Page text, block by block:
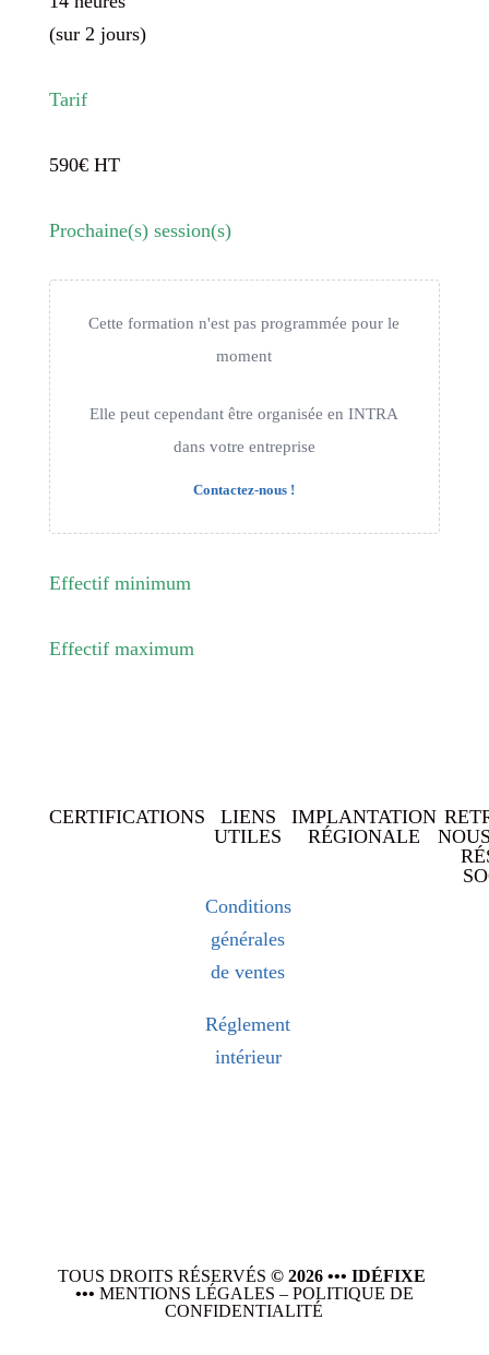
(sur 2 jours)
Tarif
590€ HT
Prochaine(s) session(s)
Cette formation n'est pas programmée pour le
moment
Elle peut cependant être organisée en INTRA
dans votre entreprise
Contactez-nous !
Effectif minimum
Effectif maximum
CERTIFICATIONS
LIENS
UTILES
Conditions
générales
de ventes
Réglement
intérieur
IMPLANTATION
RÉGIONALE
TOUS DROITS RÉSERVÉS© 2026 ••• IDÉFIXE
••• MENTIONS LÉGALES – POLITIQUE DE
CONFIDENTIALITÉ